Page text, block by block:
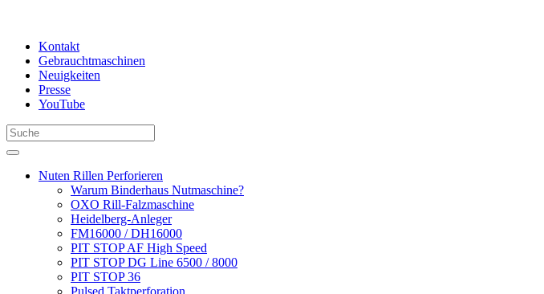
Kontakt
Gebrauchtmaschinen
Neuigkeiten
Presse
YouTube
Nuten Rillen Perforieren
Warum Binderhaus Nutmaschine?
OXO Rill-Falzmaschine
Heidelberg-Anleger
FM16000 / DH16000
PIT STOP AF High Speed
PIT STOP DG Line 6500 / 8000
PIT STOP 36